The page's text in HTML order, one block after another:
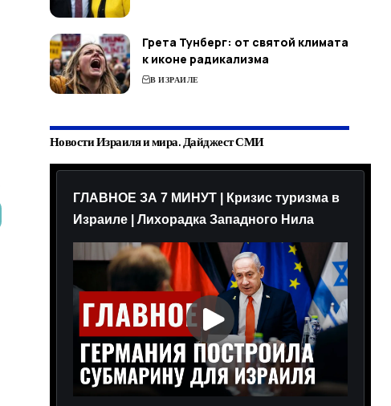
Грета Тунберг: от святой климата
к иконе радикализма
В ИЗРАИЛЕ
Новости Израиля и мира. Дайджест СМИ